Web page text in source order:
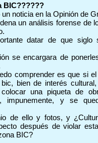
BIC??????
noticia en la Opinión de
un análisis forense de
datar de que siglo
se encargara de
comprender es que si
bien de interés
una piqueta de
impunemente, y se
de ello y fotos, y
después de violar
BIC?